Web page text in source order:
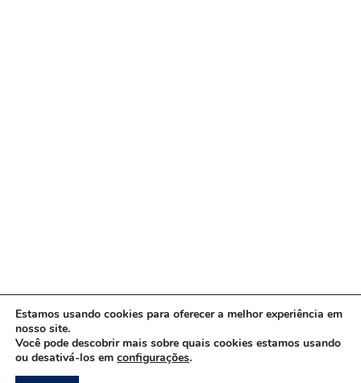
Copyright © 2026 www.ACORDA DF
Estamos usando cookies para oferecer a melhor experiência em
nosso site.
Você pode descobrir mais sobre quais cookies estamos usando
ou desativá-los em configurações.